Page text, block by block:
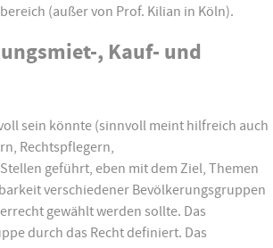
(außer von Prof. Kilian in Köln).
, Kauf- und
sein könnte (sinnvoll meint hilfreich auch
Rechtspflegern,
geführt, eben mit dem Ziel, Themen
verschiedener Bevölkerungsgruppen
gewählt werden sollte. Das
durch das Recht definiert. Das